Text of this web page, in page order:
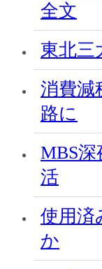
全文
東北三
消費減
路に
MBS
活
使用済
か